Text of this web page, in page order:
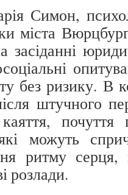
Симон,
міста
засіданні
без ризику. В
штучного
каяття,
можуть
ритму серця,
розлади.